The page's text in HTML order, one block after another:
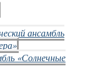
ансамбль
«Солнечные